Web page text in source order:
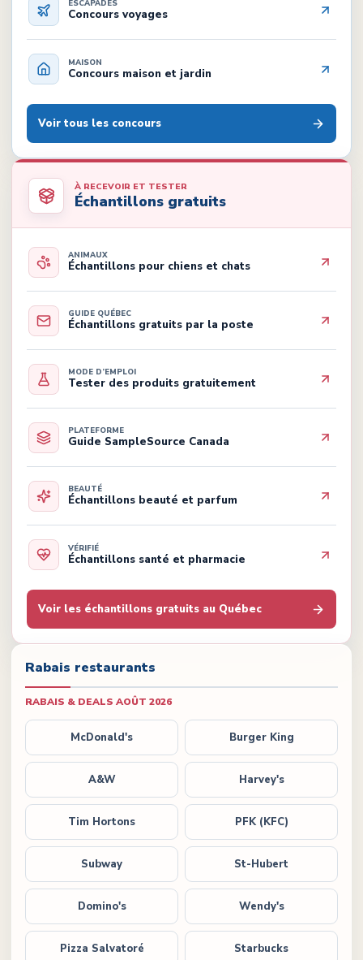
ESCAPADES
Concours voyages
MAISON
Concours maison et jardin
Voir tous les concours
À RECEVOIR ET TESTER
Échantillons gratuits
ANIMAUX
Échantillons pour chiens et chats
GUIDE QUÉBEC
Échantillons gratuits par la poste
MODE D’EMPLOI
Tester des produits gratuitement
PLATEFORME
Guide SampleSource Canada
BEAUTÉ
Échantillons beauté et parfum
VÉRIFIÉ
Échantillons santé et pharmacie
Voir les échantillons gratuits au Québec
Rabais restaurants
RABAIS & DEALS AOÛT 2026
McDonald's Burger King
A&W Harvey's
Tim Hortons PFK (KFC)
Subway St-Hubert
Domino's Wendy's
Pizza Salvatoré Starbucks